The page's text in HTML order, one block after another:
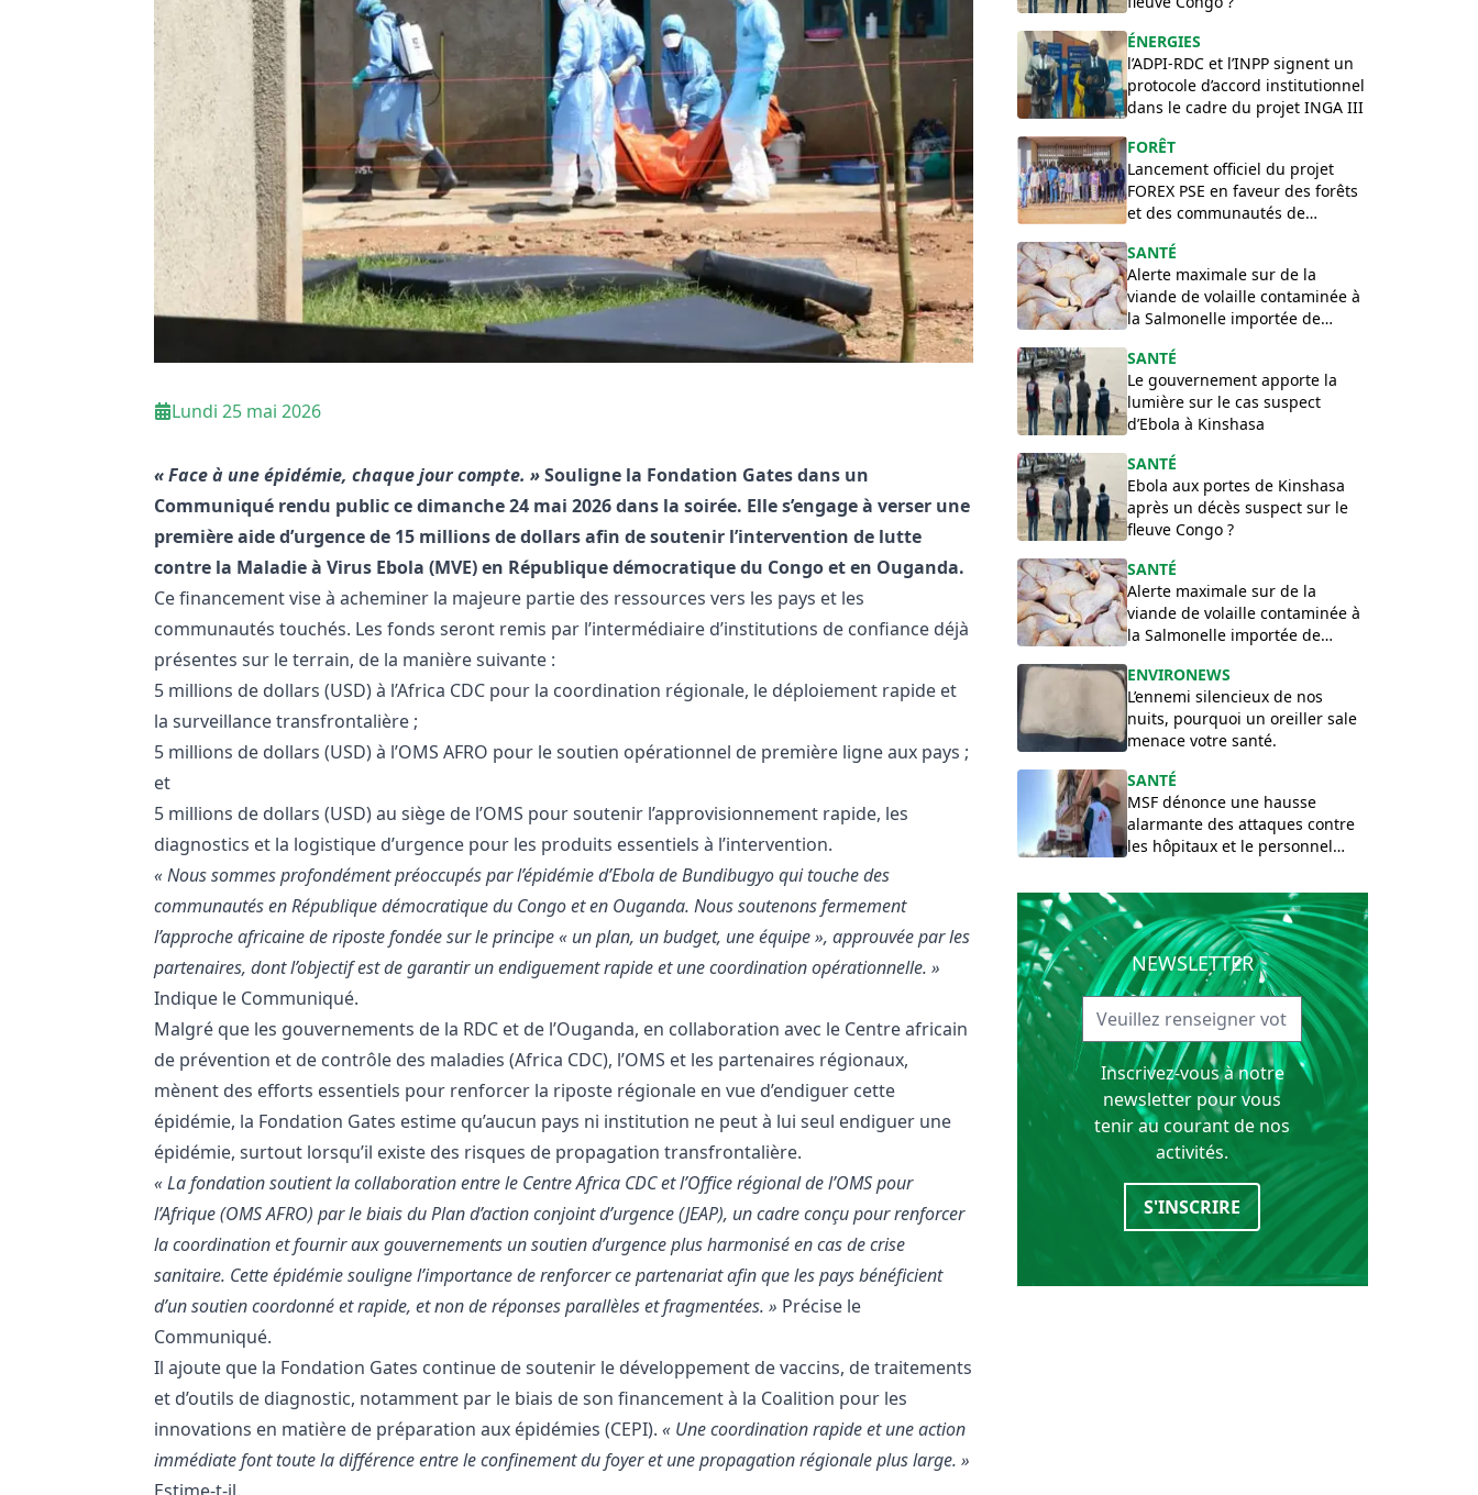
Lundi 25 mai 2026
« Face à une épidémie, chaque jour compte. »Souligne la Fondation Gates dans un
Communiqué rendu public ce dimanche 24 mai 2026 dans la soirée. Elle s’engage à verser une
première aide d’urgence de 15 millions de dollars afin de soutenir l’intervention de lutte
contre la Maladie à Virus Ebola (MVE) en République démocratique du Congo et en Ouganda.
Ce financement vise à acheminer la majeure partie des ressources vers les pays et les
communautés touchés. Les fonds seront remis par l’intermédiaire d’institutions de confiance déjà
présentes sur le terrain, de la manière suivante :
5 millions de dollars (USD) à l’Africa CDC pour la coordination régionale, le déploiement rapide et
la surveillance transfrontalière ;
5 millions de dollars (USD) à l’OMS AFRO pour le soutien opérationnel de première ligne aux pays ;
et
5 millions de dollars (USD) au siège de l’OMS pour soutenir l’approvisionnement rapide, les
diagnostics et la logistique d’urgence pour les produits essentiels à l’intervention.
« Nous sommes profondément préoccupés parl’épidémie d’Ebola de Bundibugyo quitouche des
communautés en République démocratique du Congo et en Ouganda. Nous soutenons fermement
l’approche africaine de riposte fondée sur le principe « un plan, un budget, une équipe», approuvée par les
partenaires, dont l’objectif est de garantir un endiguement rapide et une coordination opérationnelle. »
Indique le Communiqué.
Malgré que les gouvernements de la RDC et de l’Ouganda, en collaboration avec le Centre africain
de prévention et de contrôle des maladies (Africa CDC), l’OMS et les partenaires régionaux,
mènent des efforts essentiels pour renforcer la riposte régionale en vue d’endiguer cette
épidémie, la Fondation Gates estime qu’aucun pays ni institution ne peut à lui seul endiguer une
épidémie, surtout lorsqu’il existe des risques de propagation transfrontalière.
«La fondation soutient la collaboration entre le Centre Africa CDC et l’Office régional de l’OMS pour
l’Afrique (OMS AFRO) par le biais du Plan d’action conjoint d’urgence (JEAP), un cadre conçu pour renforcer
la coordination et fournir aux gouvernements un soutien d’urgence plus harmonisé en cas de crise
sanitaire. Cette épidémie souligne l’importance de renforcer ce partenariat afin que les pays bénéficient
d’un soutien coordonné et rapide, et non de réponses parallèles et fragmentées. » Précise le
Communiqué.
Il ajoute que la Fondation Gates continue de soutenir le développement de vaccins, de traitements
et d’outils de diagnostic, notamment par le biais de son financement à la Coalition pour les
innovations en matière de préparation aux épidémies (CEPI). « Une coordination rapide et une action
immédiate font toute la différence entre le confinement du foyer et une propagation régionale plus large. »
ÉNERGIES
l’ADPI-RDC et l’INPP signent un
protocole d’accord institutionnel
dans le cadre du projet INGA III
FORÊT
Lancement officiel du projet
FOREX PSE en faveur des forêts
et des communautés de
SANTÉ
Alerte maximale sur de la
viande de volaille contaminée à
la Salmonelle importée de
SANTÉ
Le gouvernement apporte la
lumière sur le cas suspect
d’Ebola à Kinshasa
SANTÉ
Ebola aux portes de Kinshasa
après un décès suspect sur le
fleuve Congo ?
SANTÉ
Alerte maximale sur de la
viande de volaille contaminée à
la Salmonelle importée de
ENVIRONEWS
​L’ennemi silencieux de nos
nuits, pourquoi un oreiller sale
menace votre santé.
SANTÉ
MSF dénonce une hausse
alarmante des attaques contre
les hôpitaux et le personnel
NEWSLETTER
Inscrivez-vous à notre
newsletter pour vous
tenir au courant de nos
activités.
S'INSCRIRE